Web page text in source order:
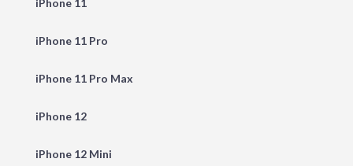
iPhone 11
iPhone 11 Pro
iPhone 11 Pro Max
iPhone 12
iPhone 12 Mini